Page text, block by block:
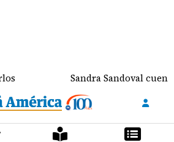
Sandra Sandoval cuenta